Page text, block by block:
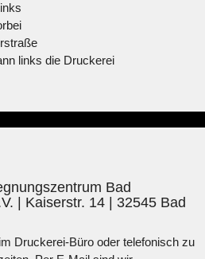
links die Druckerei
Bad
| Kaiserstr. 14 | 32545 Bad
Druckerei-Büro oder telefonisch zu